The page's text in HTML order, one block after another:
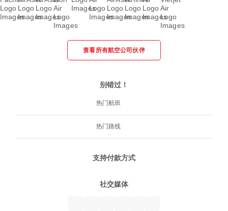
查看所有航空公司伙伴
别错过！
热门航班
热门路线
支持付款方式
社交媒体